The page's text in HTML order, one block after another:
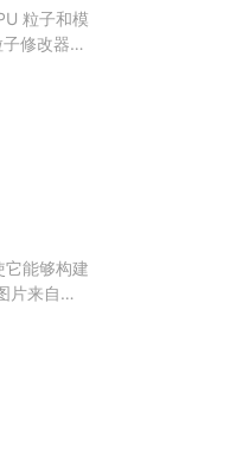
粒子和模
修改器带
能够构建
片来自